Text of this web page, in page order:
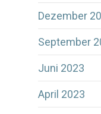
Dezember
September
Juni 2023
April 2023